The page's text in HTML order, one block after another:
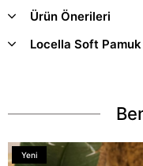
Ürün Önerileri
Locella Soft
Yeni